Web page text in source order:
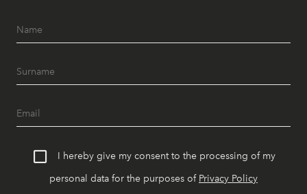
I hereby give my consent to the processing of my
personal data for the purposes of Privacy Policy